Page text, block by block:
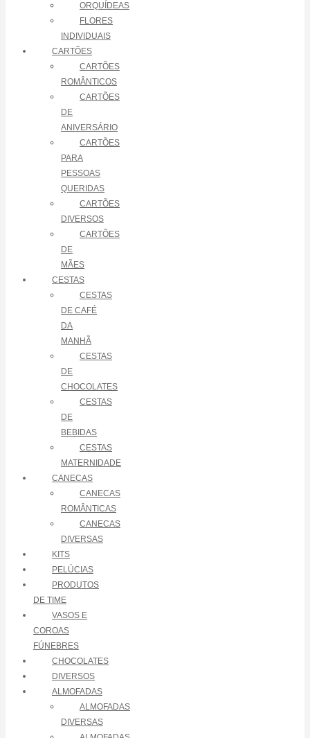
ORQUÍDEAS
FLORES
INDIVIDUAIS
CARTÕES
CARTÕES
ROMÂNTICOS
CARTÕES
DE
ANIVERSÁRIO
CARTÕES
PARA
PESSOAS
QUERIDAS
CARTÕES
DIVERSOS
CARTÕES
DE
MÃES
CESTAS
CESTAS
DE CAFÉ
DA
MANHÃ
CESTAS
DE
CHOCOLATES
CESTAS
DE
BEBIDAS
CESTAS
MATERNIDADE
CANECAS
CANECAS
ROMÂNTICAS
CANECAS
DIVERSAS
KITS
PELÚCIAS
PRODUTOS
DE TIME
VASOS E
COROAS
FÚNEBRES
CHOCOLATES
DIVERSOS
ALMOFADAS
ALMOFADAS
DIVERSAS